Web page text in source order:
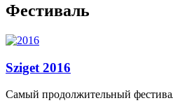
Фестиваль
Sziget 2016
Самый продолжительный